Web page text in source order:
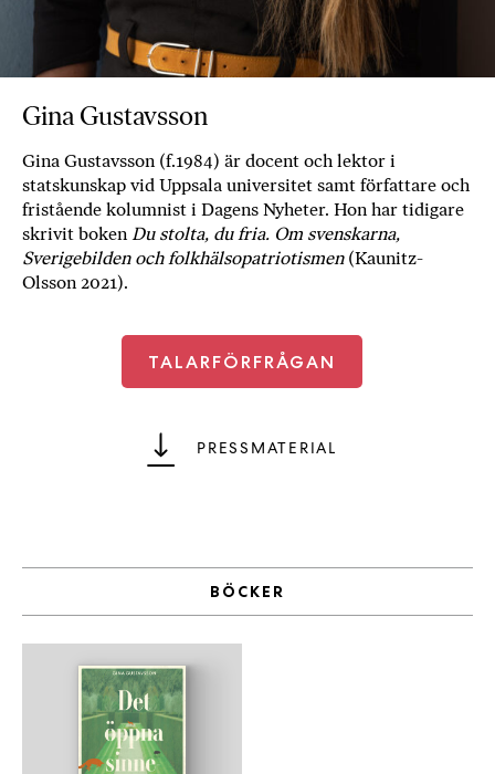
ö
c
r
o
n
l
i
h
o
i
e
Gina Gustavsson
Gina Gustavsson (f.1984) är docent och lektor i
statskunskap vid Uppsala universitet samt författare och
fristående kolumnist i Dagens Nyheter. Hon har tidigare
skrivit boken Du stolta, du fria. Om svenskarna,
Sverigebilden och folkhälsopatriotismen(Kaunitz-
Olsson 2021).
TALARFÖRFRÅGAN
PRESSMATERIAL
BÖCKER